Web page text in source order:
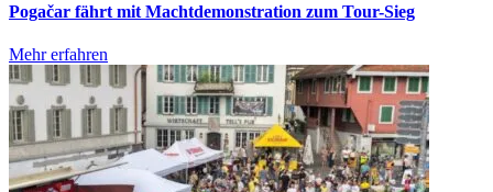
Pogačar fährt mit Machtdemonstration zum Tour-Sieg
Mehr erfahren